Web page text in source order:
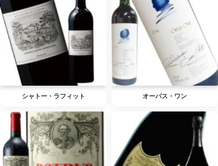
シャトー・ラフィット オーパス・ワン